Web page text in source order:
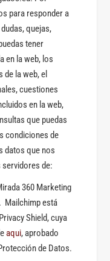
para responder a
quejas,
tener
en la web, los
la web, el
cuestiones
en la web,
que puedas
condiciones de
datos que nos
de:
360 Marketing
Mailchimp está
Shield, cuya
aqui, aprobado
de Datos.